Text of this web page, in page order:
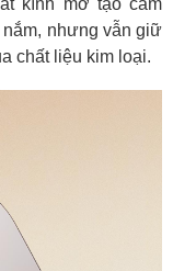
nhưng vẫn giữ
chất liệu kim loại.